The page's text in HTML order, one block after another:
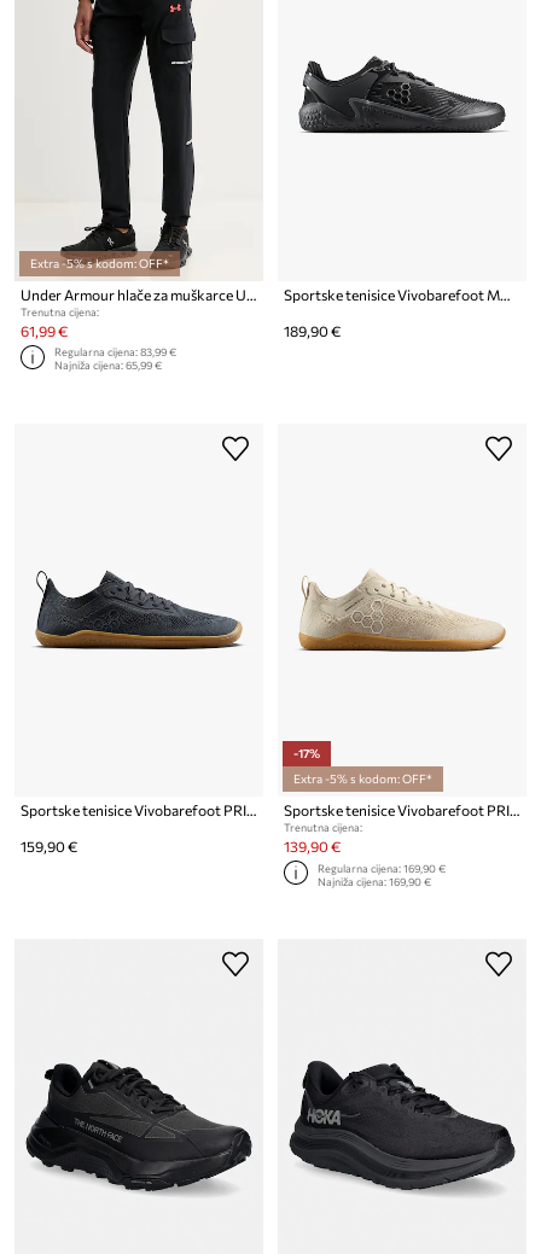
Extra -5% s kodom: OFF*
Trenutna cijena:
61,99 €
Regularna cijena:83,99 €
Najniža cijena:65,99 €
189,90 €
Sportske tenisice Vivobarefoot PRIMUS LITE KNIT NATURAL
159,90 €
-17%
Extra -5% s kodom: OFF*
Sportske tenisice Vivobarefoot PRIMUS LITE KNIT NATURAL
Trenutna cijena:
139,90 €
Regularna cijena:169,90 €
Najniža cijena:169,90 €